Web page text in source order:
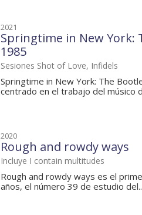
2021
Springtime in New York:
1985
Sesiones Shot of Love, Infidels
Springtime in New York: The
centrado en el trabajo del músico
2020
Rough and rowdy ways
Incluye I contain multitudes
Rough and rowdy ways es el
años, el número 39 de estudio